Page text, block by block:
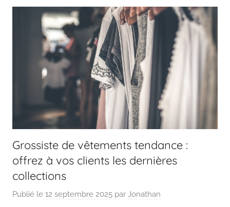
Grossiste de vêtements tendance :
offrez à vos clients les dernières
collections
Publié le 12 septembre 2025 par Jonathan